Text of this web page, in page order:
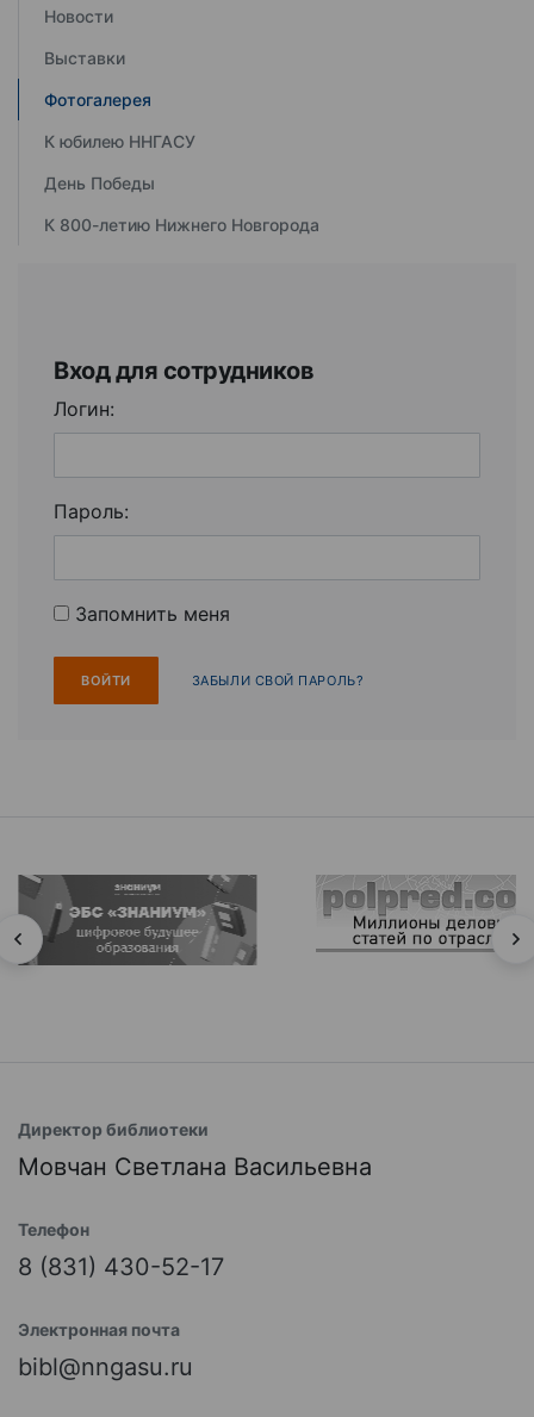
Новости
Выставки
Фотогалерея
К юбилею ННГАСУ
День Победы
К 800-летию Нижнего Новгорода
Вход для сотрудников
Логин:
Пароль:
Запомнить меня
ЗАБЫЛИ СВОЙ ПАРОЛЬ?
Директор библиотеки
Мовчан Светлана Васильевна
Телефон
8 (831) 430-52-17
Электронная почта
bibl@nngasu.ru